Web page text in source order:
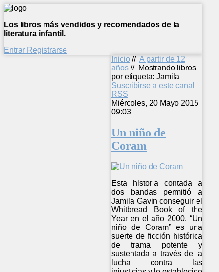
Los libros más vendidos y recomendados de la
literatura infantil.
Entrar Registrarse
Inicio // A partir de 12
años // Mostrando libros
por etiqueta: Jamila
Suscribirse a este canal
RSS
Miércoles, 20 Mayo 2015
09:03
Un niño de
Coram
Esta historia contada a
dos bandas permitió a
Jamila Gavin conseguir el
Whitbread Book of the
Year en el año 2000. “Un
niño de Coram” es una
suerte de ficción histórica
de trama potente y
sustentada a través de la
lucha contra las